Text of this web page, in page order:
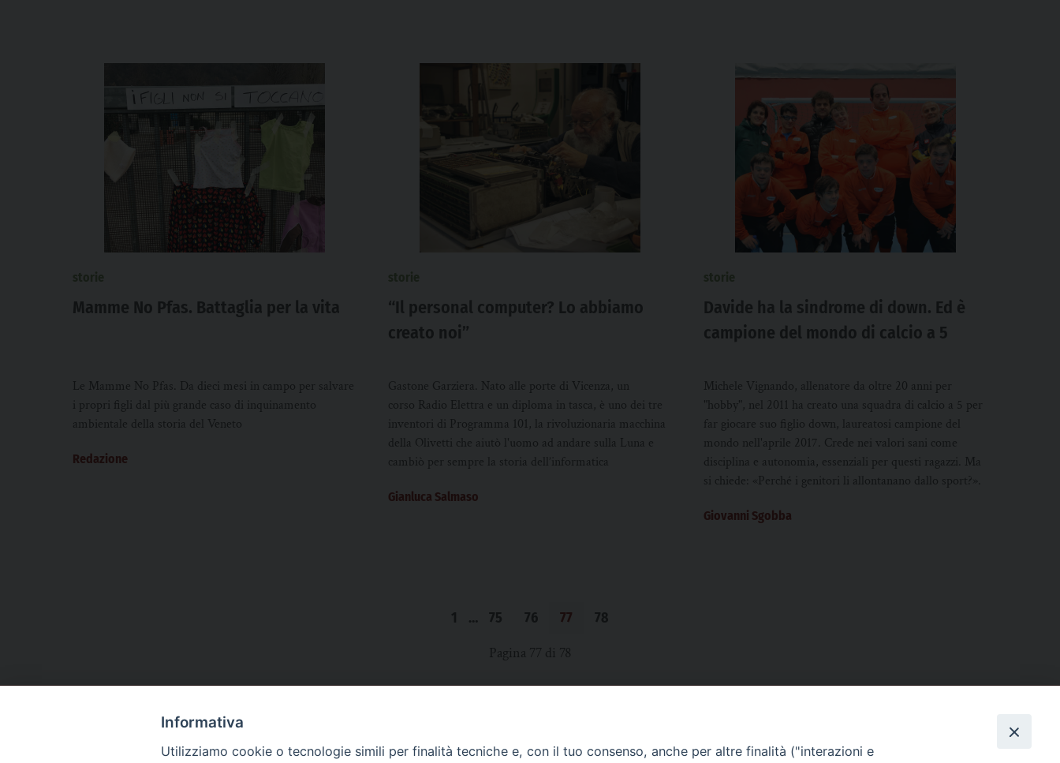
Mamme No Pfas. Battaglia per la vita
Le Mamme No Pfas. Da dieci mesi in campo per salvare
i propri figli dal più grande caso di inquinamento
ambientale della storia del Veneto
Redazione
“Il personal computer? Lo abbiamo
creato noi”
Gastone Garziera. Nato alle porte di Vicenza, un
corso Radio Elettra e un diploma in tasca, è uno dei tre
inventori di Programma 101, la rivoluzionaria macchina
della Olivetti che aiutò l'uomo ad andare sulla Luna e
cambiò per sempre la storia dell’informatica
Gianluca Salmaso
Davide ha la sindrome di down. Ed è
campione del mondo di calcio a 5
Michele Vignando, allenatore da oltre 20 anni per
"hobby", nel 2011 ha creato una squadra di calcio a 5 per
far giocare suo figlio down, laureatosi campione del
mondo nell'aprile 2017. Crede nei valori sani come
disciplina e autonomia, essenziali per questi ragazzi. Ma
si chiede: «Perché i genitori li allontanano dallo sport?».
Giovanni Sgobba
1 … 75 76 77 78
Pagina 77 di 78
AMMINISTRAZIONE TRASPARENTE
Informativa
Utilizziamo cookie o tecnologie simili per finalità tecniche e, con il tuo consenso, anche per altre finalità ("interazioni e